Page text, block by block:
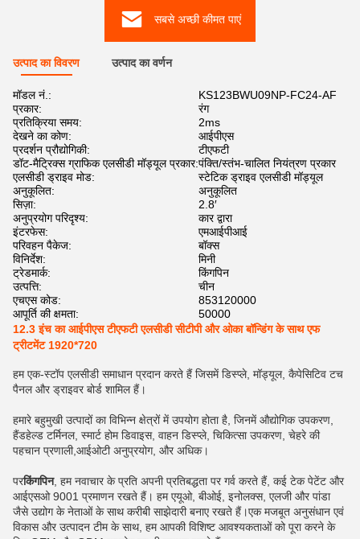
सबसे अच्छी कीमत पाएं
उत्पाद का विवरण उत्पाद का वर्णन
मॉडल नं.:
KS123BWU09NP-FC24-AF
प्रकार:
रंग
प्रतिक्रिया समय:
2ms
देखने का कोण:
आईपीएस
प्रदर्शन प्रौद्योगिकी:
टीएफटी
डॉट-मैट्रिक्स ग्राफिक एलसीडी मॉड्यूल प्रकार:पंक्ति/स्तंभ-चालित नियंत्रण प्रकार
एलसीडी ड्राइव मोड:
स्टेटिक ड्राइव एलसीडी मॉड्यूल
अनुकूलित:
अनुकूलित
सिज़ा:
2.8′
अनुप्रयोग परिदृश्य:
कार द्वारा
इंटरफेस:
एमआईपीआई
परिवहन पैकेज:
बॉक्स
विनिर्देश:
मिनी
ट्रेडमार्क:
किंगपिन
उत्पत्ति:
चीन
एचएस कोड:
853120000
आपूर्ति की क्षमता:
50000
12.3 इंच का आईपीएस टीएफटी एलसीडी सीटीपी और ओका बॉन्डिंग के साथ एफ
ट्रीटमेंट 1920*720
हम एक-स्टॉप एलसीडी समाधान प्रदान करते हैं जिसमें डिस्प्ले, मॉड्यूल, कैपेसिटिव टच
पैनल और ड्राइवर बोर्ड शामिल हैं।
हमारे बहुमुखी उत्पादों का विभिन्न क्षेत्रों में उपयोग होता है, जिनमें औद्योगिक उपकरण,
हैंडहेल्ड टर्मिनल, स्मार्ट होम डिवाइस, वाहन डिस्प्ले, चिकित्सा उपकरण, चेहरे की
पहचान प्रणाली,आईओटी अनुप्रयोग, और अधिक।
परकिंगपिन, हम नवाचार के प्रति अपनी प्रतिबद्धता पर गर्व करते हैं, कई टेक पेटेंट और
आईएसओ 9001 प्रमाणन रखते हैं। हम एयूओ, बीओई, इनोलक्स, एलजी और पांडा
जैसे उद्योग के नेताओं के साथ करीबी साझेदारी बनाए रखते हैं।एक मजबूत अनुसंधान एवं
विकास और उत्पादन टीम के साथ, हम आपकी विशिष्ट आवश्यकताओं को पूरा करने के